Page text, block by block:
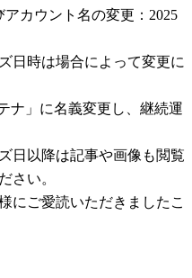
カウント名の変更：2025
日時は場合によって変更に
ナ」に名義変更し、継続運
日以降は記事や画像も閲覧
さい。
にご愛読いただきましたこ